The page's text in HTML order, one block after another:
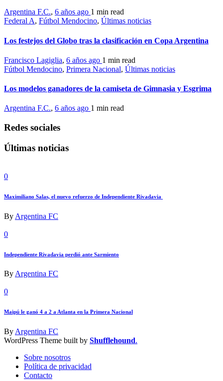
Argentina F.C., 6 años ago 1 min read
Federal A, Fútbol Mendocino, Últimas noticias
Los festejos del Globo tras la clasificación en Copa Argentina
Francisco Lagiglia, 6 años ago 1 min read
Fútbol Mendocino, Primera Nacional, Últimas noticias
Los modelos ganadores de la camiseta de Gimnasia y Esgrima
Argentina F.C., 6 años ago 1 min read
Redes sociales
Últimas noticias
0
Maximiliano Salas, el nuevo refuerzo de Independiente Rivadavia
By Argentina FC
0
Independiente Rivadavia perdió ante Sarmiento
ByArgentina FC
0
Maipú le ganó 4 a 2 a Atlanta en la Primera Nacional
ByArgentina FC
WordPress Theme built by Shufflehound.
Sobre nosotros
Política de privacidad
Contacto